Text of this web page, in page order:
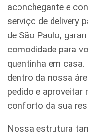
aconchegante e
serviço de delivery
de São Paulo,
comodidade para
quentinha em
dentro da nossa
pedido e
conforto da sua
Nossa estrutura